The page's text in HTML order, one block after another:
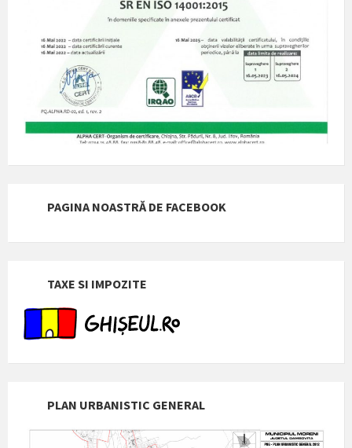
PAGINA NOASTRĂ DE FACEBOOK
TAXE SI IMPOZITE
PLAN URBANISTIC GENERAL